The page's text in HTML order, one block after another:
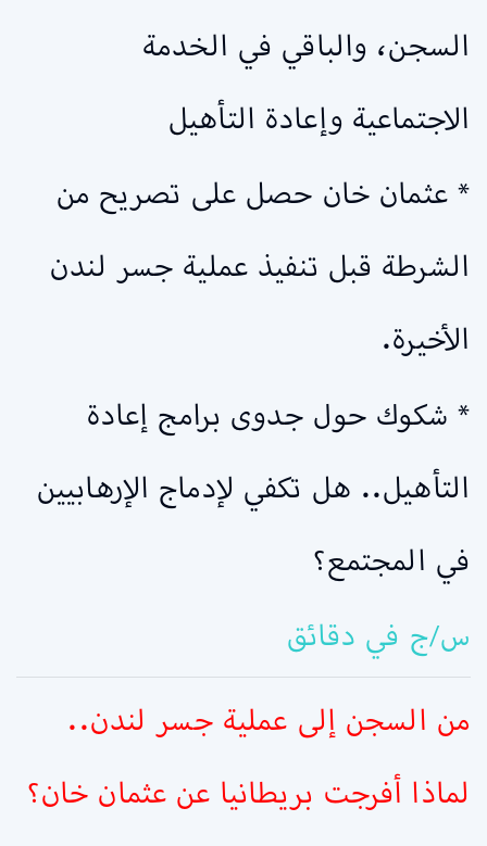
السجن، والباقي في الخدمة
الاجتماعية وإعادة التأهيل
* عثمان خان حصل على تصريح من
الشرطة قبل تنفيذ عملية جسر لندن
الأخيرة.
* شكوك حول جدوى برامج إعادة
التأهيل.. هل تكفي لإدماج الإرهابيين
في المجتمع؟
س/ج في دقائق
من السجن إلى عملية جسر لندن..
لماذا أفرجت بريطانيا عن عثمان خان؟